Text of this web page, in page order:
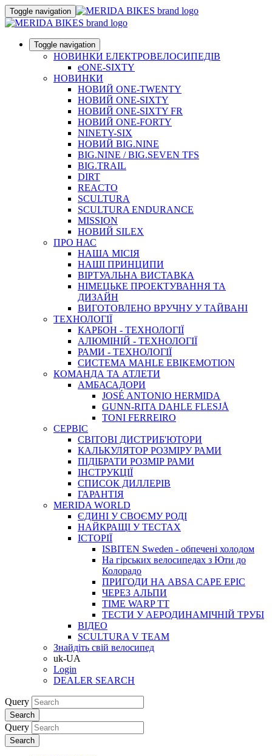
Toggle navigation
Toggle navigation
НОВИНКИ ЕЛЕКТРОВЕЛОСИПЕДІВ
eONE-SIXTY
НОВИНКИ
НОВИЙ ONE-TWENTY
НОВИЙ ONE-SIXTY
НОВИЙ ONE-SIXTY FR
НОВИЙ ONE-FORTY
NINETY-SIX
НОВИЙ BIG.NINE
BIG.NINE / BIG.SEVEN TFS
BIG.TRAIL
DIRT
REACTO
SCULTURA
SCULTURA ENDURANCE
MISSION
НОВИЙ SILEX
ПРО НАС
НАША МICIЯ
НАШI ПРИНЦИПИ
ВIРТУАЛЬНА ВИСТАВКА
НІМЕЦЬКЕ ПРОЕКТУВАННЯ ТА
ДИЗАЙН
ВИГОТОВЛЕНО ВРУЧНУ У ТАЙВАНІ
ТЕХНОЛОГІЇ
КАРБОН - ТЕХНОЛОГІЇ
АЛЮМІНІЙ - ТЕХНОЛОГІЇ
РАМИ - ТЕХНОЛОГІЇ
СИСТЕМА MAHLE EBIKEMOTION
КОМАНДА ТА АТЛЕТИ
АМБАСАДОРИ
JOSÉ ANTONIO HERMIDA
GUNN-RITA DAHLE FLESJÅ
TONI FERREIRO
СЕРВІС
СВІТОВІ ДИСТРИБ'ЮТОРИ
КАЛЬКУЛЯТОР РОЗМIРУ РАМИ
ПІДІБРАТИ РОЗМІР РАМИ
IНСТРУКЦIЇ
СПИСОК ДИЛЛЕРІВ
ГАРАНТIЯ
MERIDA WORLD
ЄДИНI У СВОЄМУ РОДI
НАЙКРАЩІ У ТЕСТАХ
ІСТОРІЇ
ISBITEN Sweden - обпечені холодом
На гірських велосипедах з Юти до
Колорадо
ПРИГОДИ НА ABSA CAPE EPIC
ЧЕРЕЗ АЛЬПИ
TIME WARP TT
ТЕСТИ У АЕРОДИНАМІЧНІЙ ТРУБІ
ВІДЕО
SCULTURA V TEAM
Знайдіть свій велосипед
uk-UA
Login
DEALER SEARCH
Query
Search
Query
Search